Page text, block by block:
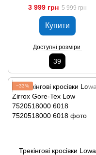
7321867000 9999
3 999 грн 5 999 грн
Купити
Доступні розміри
39
−33%
Трекінгові кросівки Lowa